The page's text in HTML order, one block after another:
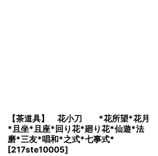
【茶道具】 花小刀 *花所望*花月
*且坐*且座*回り花*廻り花*仙遊*法
磨*三友*唱和*之式*七事式*
[217ste10005]